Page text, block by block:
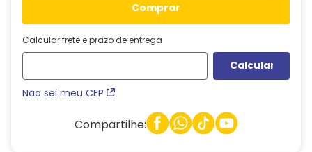
comprar
Calcular frete e prazo de entrega
Não sei meu CEP
Compartilhe: